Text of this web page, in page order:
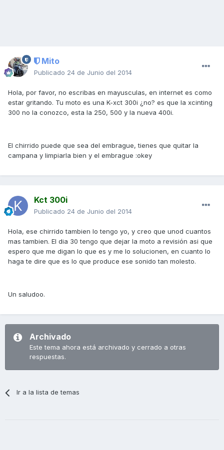
Mito
Publicado 24 de Junio del 2014
Hola, por favor, no escribas en mayusculas, en internet es como
estar gritando. Tu moto es una K-xct 300i ¿no? es que la xcinting
300 no la conozco, esta la 250, 500 y la nueva 400i.
El chirrido puede que sea del embrague, tienes que quitar la
campana y limpiarla bien y el embrague :okey
Kct 300i
Publicado 24 de Junio del 2014
Hola, ese chirrido tambien lo tengo yo, y creo que unod cuantos
mas tambien. El dia 30 tengo que dejar la moto a revisión asi que
espero que me digan lo que es y me lo solucionen, en cuanto lo
haga te dire que es lo que produce ese sonido tan molesto.
Un saludoo.
Archivado
Este tema ahora está archivado y cerrado a otras
respuestas.
Ir a la lista de temas